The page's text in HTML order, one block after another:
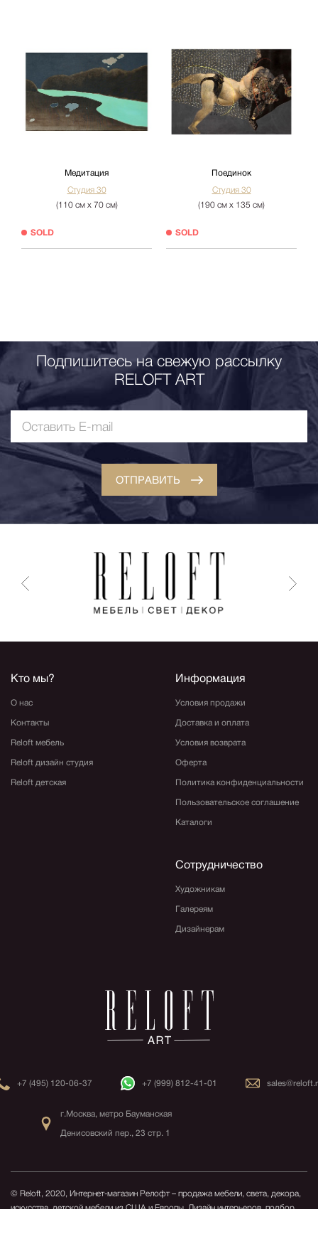
Медитация
Студия 30
(110 см х 70 см)
SOLD
Поединок
Студия 30
(190 см х 135 см)
SOLD
Подпишитесь на свежую рассылку
RELOFT ART
ОТПРАВИТЬ
Кто мы?
О нас
Контакты
Reloft мебель
Reloft дизайн студия
Reloft детская
Информация
Условия продажи
Доставка и оплата
Условия возврата
Оферта
Политика конфиденциальности
Пользовательское соглашение
Каталоги
Сотрудничество
Художникам
Галереям
Дизайнерам
+7 (495) 120-06-37 +7 (999) 812-41-01
г.Москва, метро Бауманская
Денисовский пер., 23 стр. 1
© Reloft, 2020, Интернет-магазин Релофт – продажа мебели, света, декора,
искусства, детской мебели из США и Европы.Дизайн интерьеров, подбор